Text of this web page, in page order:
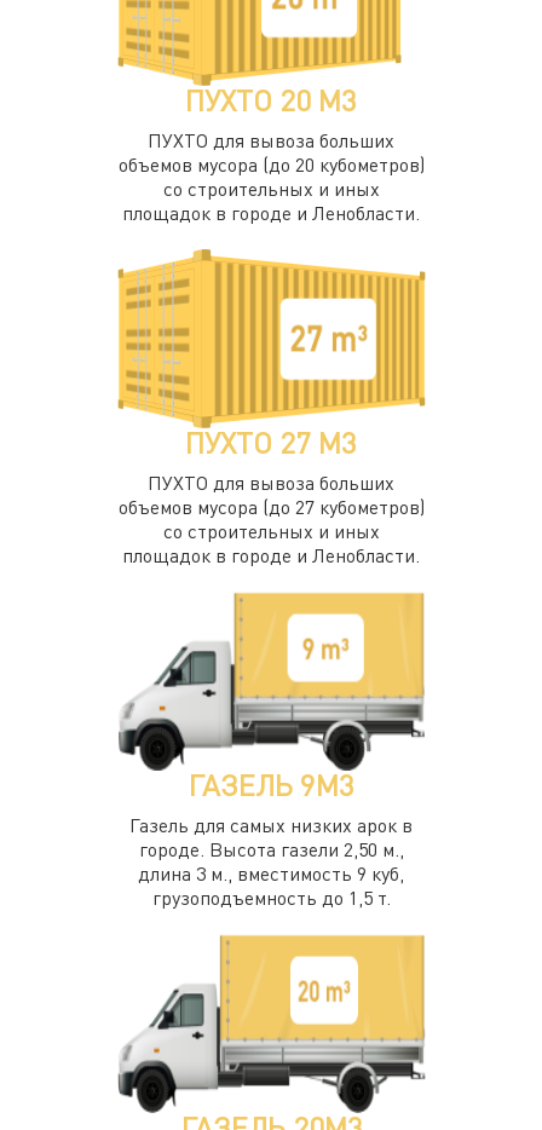
ПУХТО 20 М3
ПУХТО для вывоза больших
объемов мусора (до 20 кубометров)
со строительных и иных
площадок в городе и Ленобласти.
ПУХТО 27 М3
ПУХТО для вывоза больших
объемов мусора (до 27 кубометров)
со строительных и иных
площадок в городе и Ленобласти.
ГАЗЕЛЬ 9М3
Газель для самых низких арок в
городе. Высота газели 2,50 м.,
длина 3 м., вместимость 9 куб,
грузоподъемность до 1,5 т.